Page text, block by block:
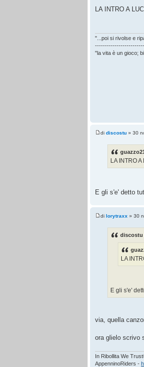
LA INTRO A
"...poi si rivolse e
"la vita è un gioco;
di discostu » 30
LA INTRO
E gli s'e' detto
di lorytraxx » 30
discostu
LA
E gli s'e'
via, quella
ora glielo scrivo
In Ribollita We
AppenninoRiders -